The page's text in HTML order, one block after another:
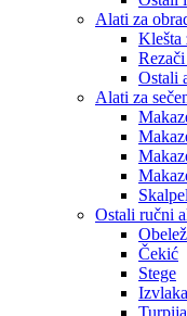
Alati za
Klešta
Ostali
Alati za
Ostali ručni
Čekić
Stege
Turpija